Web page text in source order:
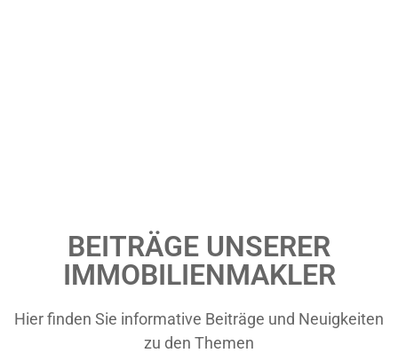
BEITRÄGE UNSERER
IMMOBILIENMAKLER
Hier finden Sie informative Beiträge und Neuigkeiten
zu den Themen